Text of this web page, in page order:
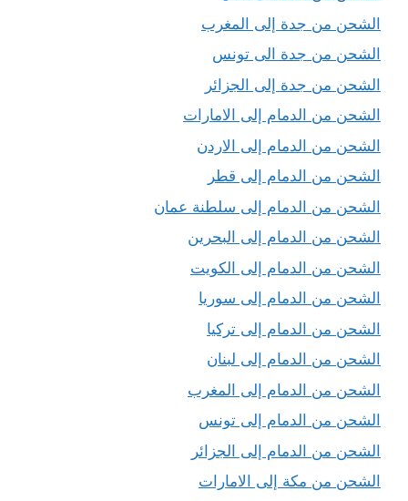
الشحن من جدة إلى المغرب
الشحن من جدة الى تونس
الشحن من جدة إلى الجزائر
الشحن من الدمام إلى الامارات
الشحن من الدمام إلى الاردن
الشحن من الدمام إلى قطر
الشحن من الدمام إلى سلطنة عمان
الشحن من الدمام إلى البحرين
الشحن من الدمام إلى الكويت
الشحن من الدمام إلى سوريا
الشحن من الدمام إلى تركيا
الشحن من الدمام إلى لبنان
الشحن من الدمام إلى المغرب
الشحن من الدمام إلى تونس
الشحن من الدمام إلى الجزائر
الشحن من مكة إلى الامارات